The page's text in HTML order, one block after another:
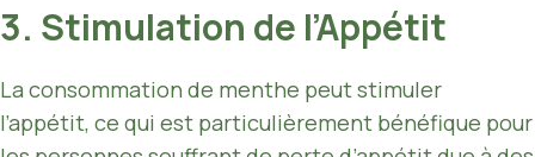
3. Stimulation de l’Appétit
La consommation de menthe peut stimuler
l’appétit, ce qui est particulièrement bénéfique pour